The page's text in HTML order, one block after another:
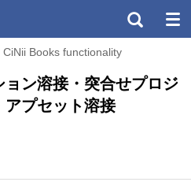
Books functionality
ン溶接・突合せプロジ
アプセット溶接